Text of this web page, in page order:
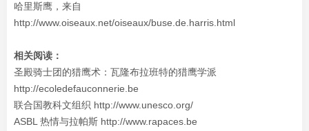
哈里斯鹰，来自
http://www.oiseaux.net/oiseaux/buse.de.harris.html
相关阅读：
圣殿骑士团的猎鹰术：瓦隆布拉班特的猎鹰学派
http://ecoledefauconnerie.be
联合国教科文组织 http://www.unesco.org/
ASBL 热情与拉帕斯 http://www.rapaces.be